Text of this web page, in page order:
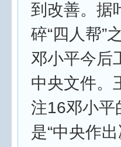
到改善。据
碎“四人帮”
邓小平今后
中央文件。
注16邓小平
是“中央作